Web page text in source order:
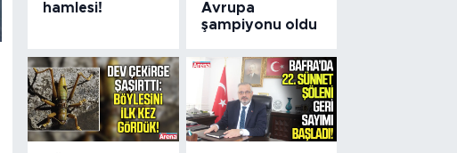
hamlesi!
Avrupa
şampiyonu oldu